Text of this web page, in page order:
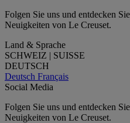
Folgen Sie uns und entdecken
Neuigkeiten von Le Creuset.
Land & Sprache
SCHWEIZ | SUISSE
DEUTSCH
Deutsch Français
Social Media
Folgen Sie uns und entdecken
Neuigkeiten von Le Creuset.